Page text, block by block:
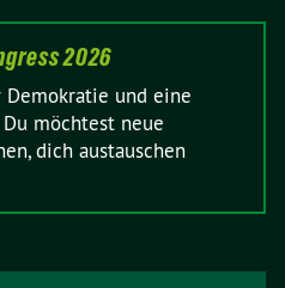
2026
und eine
möchtest neue
dich austauschen